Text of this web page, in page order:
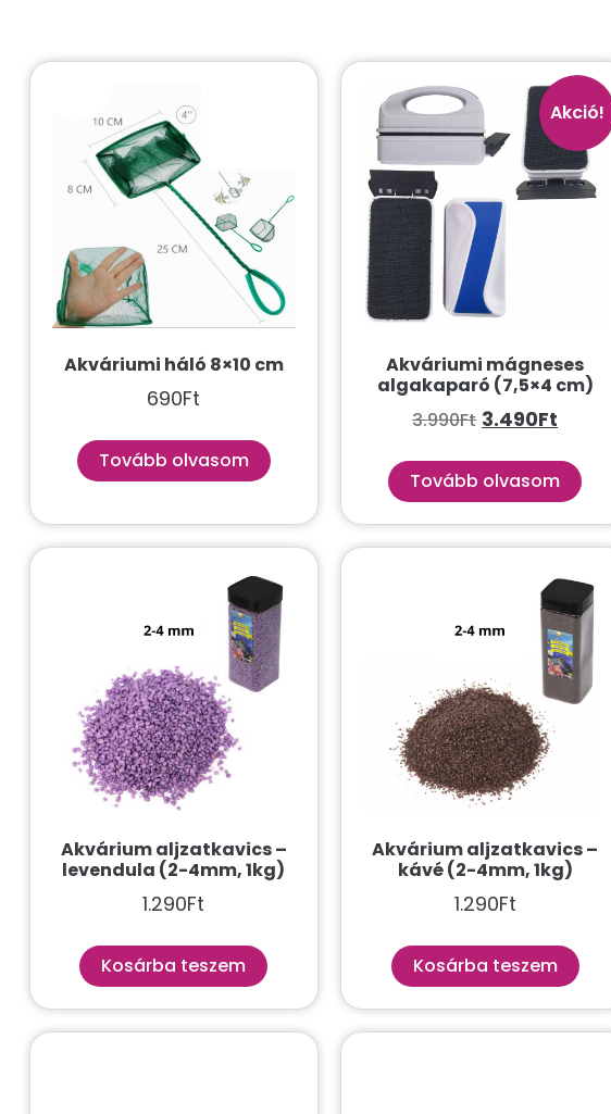
Akváriumi háló 8×10 cm
690Ft
Tovább olvasom
Akció!
Akváriumi mágneses
algakaparó (7,5×4 cm)
3.990Ft 3.490Ft
Tovább olvasom
Akvárium aljzatkavics –
levendula (2-4mm, 1kg)
1.290Ft
Kosárba teszem
Akvárium aljzatkavics –
kávé (2-4mm, 1kg)
1.290Ft
Kosárba teszem